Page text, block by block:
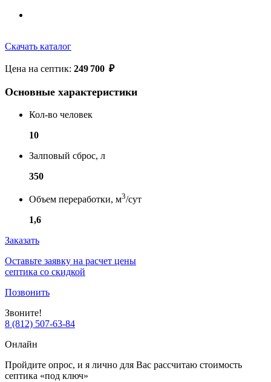
Скачать каталог
Цена на септик: 249 700 ₽
Основные характеристики
Кол-во человек
10
Залповый сброс, л
350
Объем переработки, м3/сут
1,6
Заказать
Оставьте заявку на расчет цены
септика со скидкой
Позвонить
Звоните!
8 (812) 507-63-84
Онлайн
Пройдите опрос, и я лично для Вас рассчитаю стоимость
септика «под ключ»